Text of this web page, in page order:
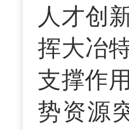
人才创
挥大冶
支撑作
势资源